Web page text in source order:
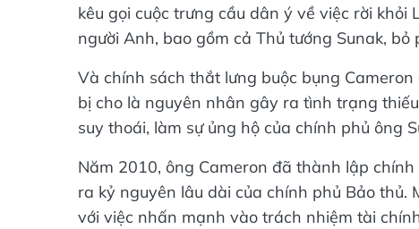
kêu gọi cuộc trưng cầu dân ý về việc rời khỏi
người Anh, bao gồm cả Thủ tướng Sunak, bỏ
Và chính sách thắt lưng buộc bụng
bị cho là nguyên nhân gây ra tình trạng
suy thoái, làm sự ủng hộ của chính phủ ông
Năm 2010, ông Cameron đã thành lập
ra kỷ nguyên lâu dài của chính phủ Bảo
với việc nhấn mạnh vào trách nhiệm tài